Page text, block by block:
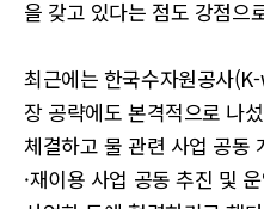
을 갖고 있다는 점도 강점으
최근에는 한국수자원공사
장 공략에도 본격적으로 나
체결하고 물 관련 사업 공동
·재이용 사업 공동 추진 및